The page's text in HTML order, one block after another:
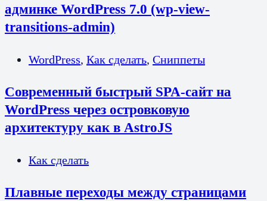
админке WordPress 7.0 (wp-view-
transitions-admin)
WordPress, Как сделать, Сниппеты
Современный быстрый SPA-сайт на
WordPress через островковую
архитектуру как в AstroJS
Как сделать
Плавные переходы между страницами